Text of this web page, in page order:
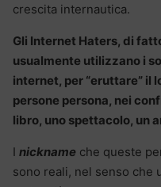
crescita internautica.
Gli Internet Haters, di
usualmente utilizzano i
internet, per “eruttare” il
persone persona, nei
libro, uno spettacolo, un
I nickname che queste
sono reali, nel senso che